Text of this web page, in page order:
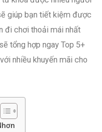
giúp bạn tiết kiệm được
đi chơi thoải mái nhất
sẽ tổng hợp ngay Top 5+
với nhiều khuyến mãi cho